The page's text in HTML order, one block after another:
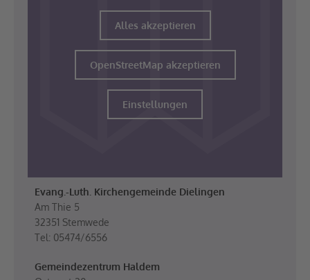
Alles akzeptieren
OpenStreetMap akzeptieren
Einstellungen
Evang.-Luth. Kirchengemeinde Dielingen
Am Thie 5
32351 Stemwede
Tel: 05474/6556
Gemeindezentrum Haldem